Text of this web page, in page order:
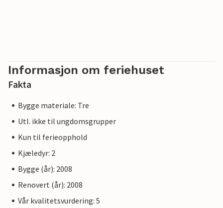
Informasjon om feriehuset
Fakta
Bygge materiale: Tre
Utl. ikke til ungdomsgrupper
Kun til ferieopphold
Kjæledyr: 2
Bygge (år): 2008
Renovert (år): 2008
Vår kvalitetsvurdering: 5